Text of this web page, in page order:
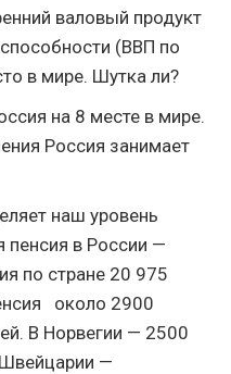
валовый продукт
(ВВП по
в мире. Шутка ли?
на 8 месте в мире.
Россия занимает
наш уровень
пенсия в России —
по стране 20 975
около 2900
В Норвегии — 2500
—